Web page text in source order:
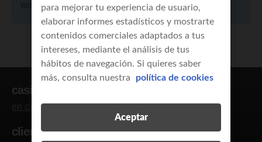
casi clientes
en casa empresas y autónomos
clientes
para mejorar tu experiencia de usuario,
elaborar informes estadísticos y mostrarte
contenidos comerciales adaptados a tus
intereses, mediante el análisis de tus
hábitos de navegación. Si quieres saber
más, consulta nuestra política de cookies
Aceptar